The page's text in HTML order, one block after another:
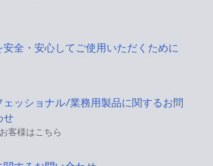
安全・安心してご使用いただくために
ェッショナル/業務用製品に関するお問
せ
客様はこちら